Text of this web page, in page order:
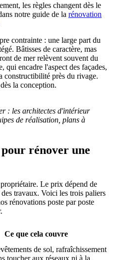
les règles changent dès le
notre guide de la rénovation
contrainte : une large part du
Bâtisses de caractère, mas
de mer relèvent souvent du
qui encadre l'aspect des façades,
près du rivage.
la conception.
: les architectes d'intérieur
de réalisation, plans à
rénover une
Le prix dépend de
travaux. Voici les trois paliers
rénovations poste par poste
Ce que cela couvre
de sol, rafraîchissement